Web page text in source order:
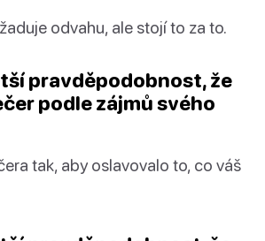
odvahu, ale stojí to za to.
pravděpodobnost, že
podle zájmů svého
tak, aby oslavovalo to, co váš